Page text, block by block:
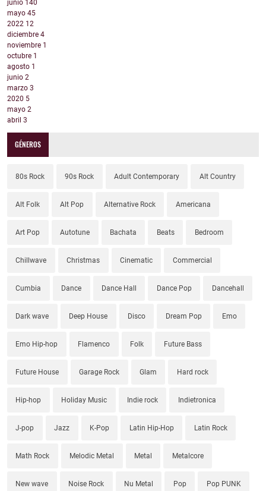
junio 140
mayo 45
2022 12
diciembre 4
noviembre 1
octubre 1
agosto 1
junio 2
marzo 3
2020 5
mayo 2
abril 3
GÉNEROS
80s Rock 90s Rock Adult Contemporary Alt Country
Alt Folk Alt Pop Alternative Rock Americana
Art Pop Autotune Bachata Beats Bedroom
Chillwave Christmas Cinematic Commercial
Cumbia Dance Dance Hall Dance Pop Dancehall
Dark wave Deep House Disco Dream Pop Emo
Emo Hip-hop Flamenco Folk Future Bass
Future House Garage Rock Glam Hard rock
Hip-hop Holiday Music Indie rock Indietronica
J-pop Jazz K-Pop Latin Hip-Hop Latin Rock
Math Rock Melodic Metal Metal Metalcore
New wave Noise Rock Nu Metal Pop Pop PUNK